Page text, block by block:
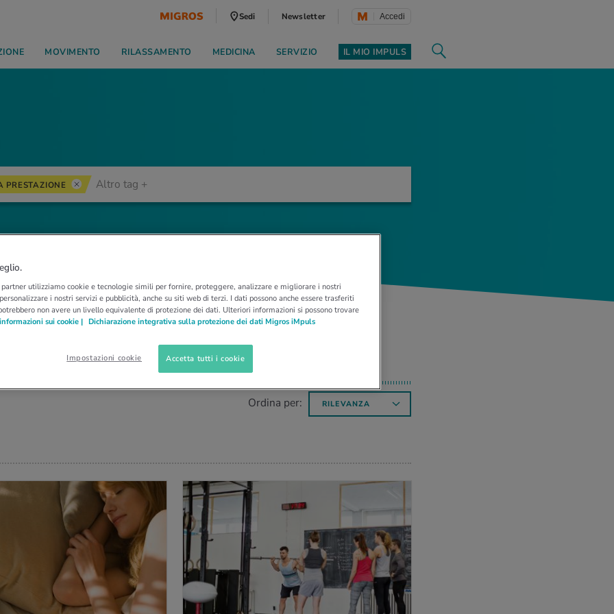
Sedi Newsletter Accedi
MOVIMENTO RILASSAMENTO MEDICINA SERVIZIO IL MIO IMPULS
PRESTAZIONE
Ordina per: RILEVANZA
utilizziamo cookie e tecnologie simili per fornire, proteggere, analizzare e migliorare i nostri
i nostri servizi e pubblicità, anche su siti web di terzi. I dati possono anche essere trasferiti
non avere un livello equivalente di protezione dei dati. Ulteriori informazioni si possono trovare
informazioni sui cookie | Dichiarazione integrativa sulla protezione dei dati Migros iMpuls
Impostazioni cookie Accetta tutti i cookie